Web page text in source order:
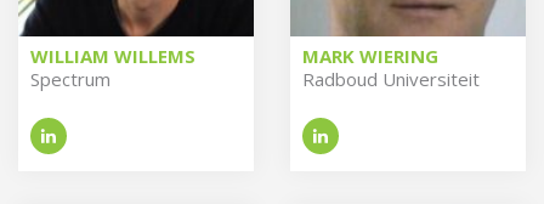
WILLIAM WILLEMS
Spec­trum
MARK WIERING
Rad­boud Uni­ver­si­teit